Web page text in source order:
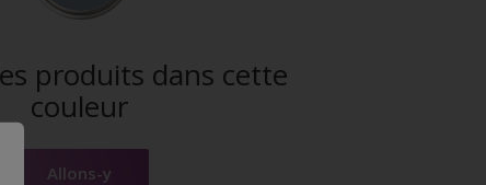
produits dans cette
couleur
Allons-y